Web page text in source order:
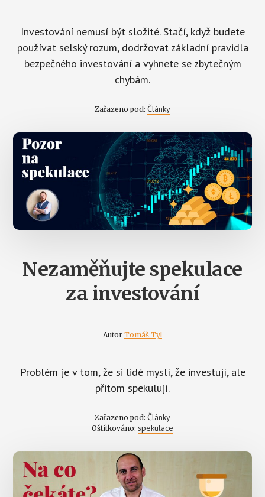
Investování nemusí být složité. Stačí, když budete
používat selský rozum, dodržovat základní pravidla
bezpečného investování a vyhnete se zbytečným
chybám.
Zařazeno pod: Články
Nezaměňujte spekulace
za investování
Autor Tomáš Tyl
Problém je v tom, že si lidé myslí, že investují, ale
přitom spekulují.
Zařazeno pod: Články
Oštítkováno: spekulace